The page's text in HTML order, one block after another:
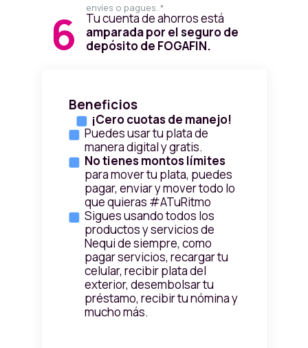
envíes o pagues. *
6
Tu cuenta de ahorros está
amparada por el seguro de
depósito de FOGAFIN.
Beneficios
¡Cero cuotas de manejo!
Puedes usar tu plata de
manera digital y gratis.
No tienes montos límites
para mover tu plata, puedes
pagar, enviar y mover todo lo
que quieras #ATuRitmo
Sigues usando todos los
productos y servicios de
Nequi de siempre, como
pagar servicios, recargar tu
celular, recibir plata del
exterior, desembolsar tu
préstamo, recibir tu nómina y
mucho más.